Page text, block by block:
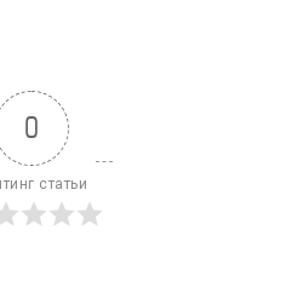
0
статьи